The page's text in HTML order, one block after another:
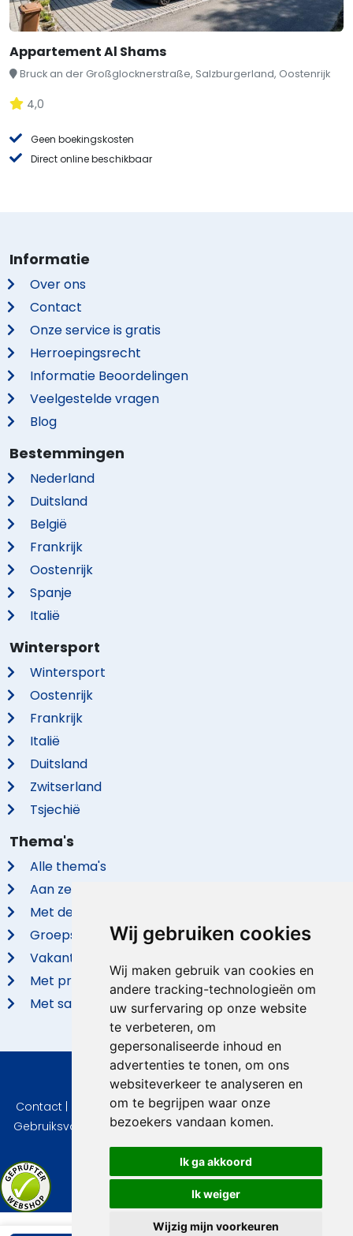
Wij gebruiken cookies
Wij maken gebruik van cookies en
andere tracking-technologieën om
uw surfervaring op onze website
te verbeteren, om
gepersonaliseerde inhoud en
advertenties te tonen, om ons
websiteverkeer te analyseren en
om te begrijpen waar onze
bezoekers vandaan komen.
Ik ga akkoord
Ik weiger
Wijzig mijn voorkeuren
Appartement Al Shams
Bruck an der Großglocknerstraße, Salzburgerland, Oostenrijk
4,0
Geen boekingskosten
Direct online beschikbaar
Informatie
Over ons
Contact
Onze service is gratis
Herroepingsrecht
Informatie Beoordelingen
Veelgestelde vragen
Blog
Bestemmingen
Nederland
Duitsland
België
Frankrijk
Oostenrijk
Spanje
Italië
Wintersport
Wintersport
Oostenrijk
Frankrijk
Italië
Duitsland
Zwitserland
Tsjechië
Thema's
Alle thema's
Aan zee
Met de hond
Groepsaccommodaties
Vakantieparken
Met privé zwembad
Met sauna
© 2026 VidaVilla.com
Contact Privacy|Cookie instellingen|Herroepingsrecht
Gebruiksvoorwaarden|Imprint|Informatie Beoordelingen